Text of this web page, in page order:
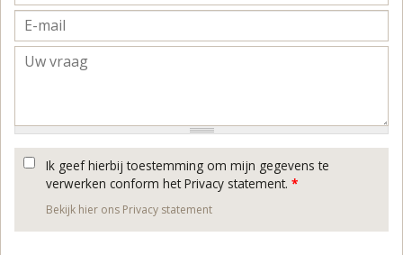
Ik geef hierbij toestemming om mijn gegevens te
verwerken conform het Privacy statement. *
Bekijk hier ons Privacy statement